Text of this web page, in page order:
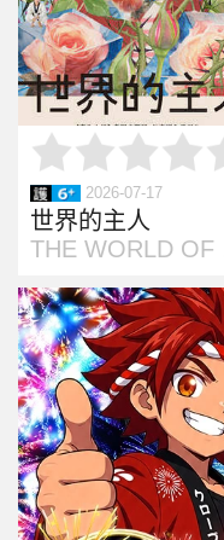
2026-07-17
世界的主人